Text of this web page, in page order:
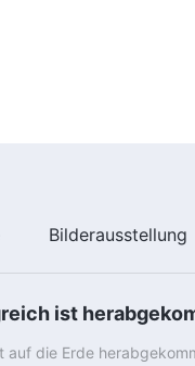
Bilderausstellung
ist
auf die Erde